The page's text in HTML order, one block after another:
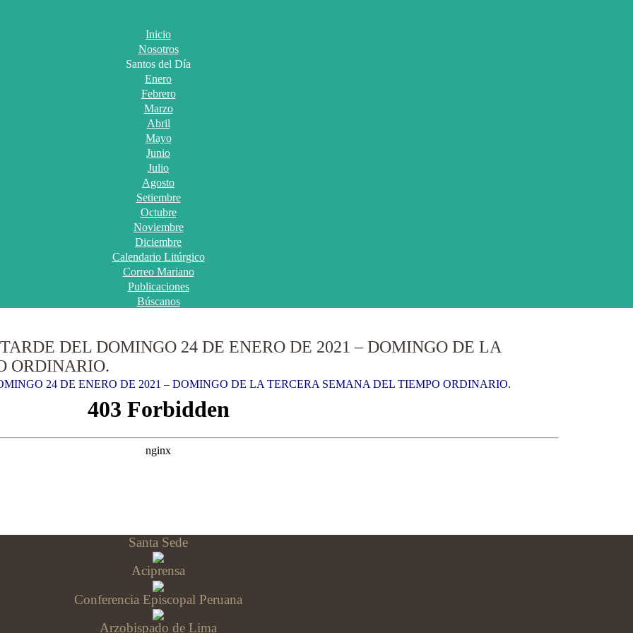
Inicio
Nosotros
Santos del Día
Enero
Febrero
Marzo
Abril
Mayo
Junio
Julio
Agosto
Setiembre
Octubre
Noviembre
Diciembre
Calendario Litúrgico
Correo Mariano
Publicaciones
Búscanos
DEL DOMINGO 24 DE ENERO DE 2021 – DOMINGO DE LA
ORDINARIO.
24 DE ENERO DE 2021 – DOMINGO DE LA TERCERA SEMANA DEL TIEMPO ORDINARIO.
Santa Sede
Aciprensa
Conferencia Episcopal Peruana
Arzobispado de Lima